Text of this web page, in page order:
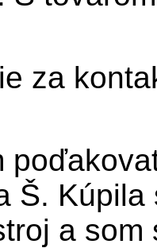
za
Š.
a